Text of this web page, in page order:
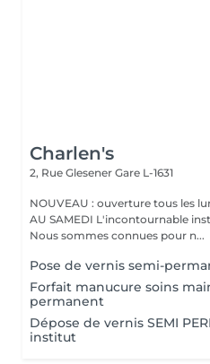
Charlen's
2, Rue Glesener Gare L-1631
NOUVEAU : ouverture tous les
AU SAMEDI L'incontournable institut de beauté à Luxembourg.
Nous sommes connues pour n...
Pose de vernis semi-
Forfait manucure soins
permanent
Dépose de vernis SEMI
institut